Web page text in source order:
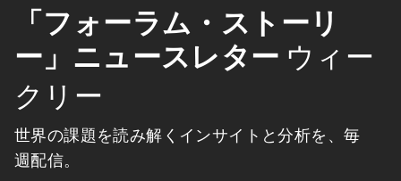
「フォーラム・ストーリ
ー」ニュースレター ウィー
クリー
世界の課題を読み解くインサイトと分析を、毎
週配信。